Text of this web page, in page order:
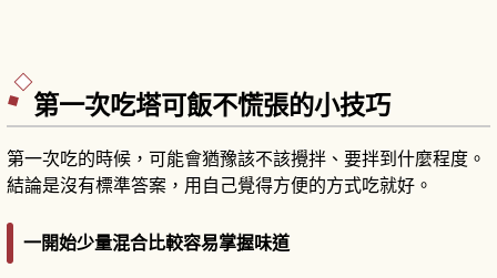
第一次吃塔可飯不慌張的小技巧
第一次吃的時候，可能會猶豫該不該攪拌、要拌到什麼程度。
結論是沒有標準答案，用自己覺得方便的方式吃就好。
一開始少量混合比較容易掌握味道